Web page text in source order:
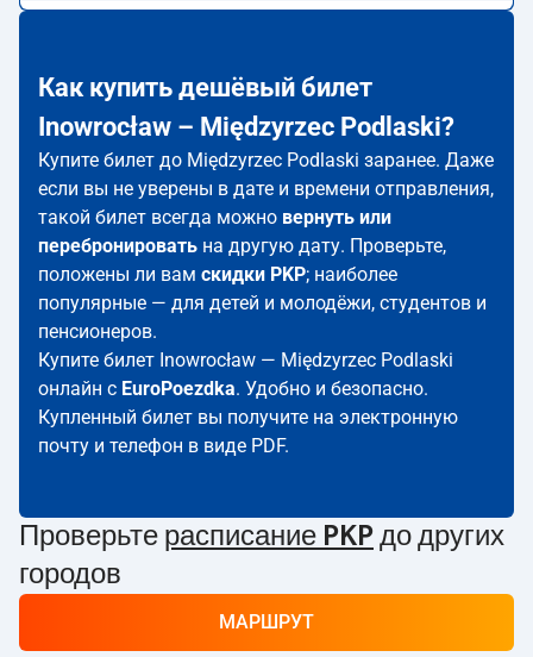
Как купить дешёвый билет
Inowrocław – Międzyrzec Podlaski?
Купите билет до Międzyrzec Podlaski заранее. Даже
если вы не уверены в дате и времени отправления,
такой билет всегда можно вернуть или
перебронировать на другую дату. Проверьте,
положены ли вам скидки PKP; наиболее
популярные — для детей и молодёжи, студентов и
пенсионеров.
Купите билет Inowrocław — Międzyrzec Podlaski
онлайн с EuroPoezdka. Удобно и безопасно.
Купленный билет вы получите на электронную
почту и телефон в виде PDF.
Проверьте расписание PKP до других
городов
МАРШРУТ